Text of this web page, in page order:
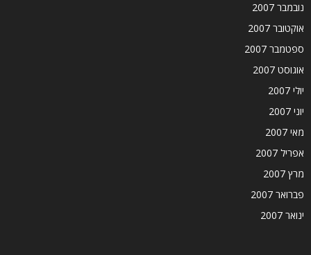
נובמבר 2007
אוקטובר 2007
ספטמבר 2007
אוגוסט 2007
יולי 2007
יוני 2007
מאי 2007
אפריל 2007
מרץ 2007
פברואר 2007
ינואר 2007